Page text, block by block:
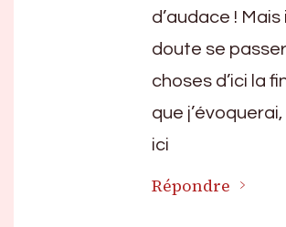
d’audace ! Mais
doute se
choses d’ici la
que
ici
Répondre